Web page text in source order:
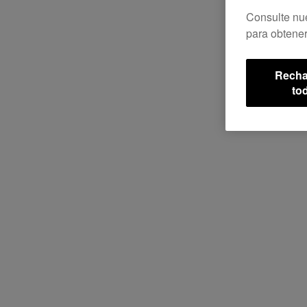
Consulte
para